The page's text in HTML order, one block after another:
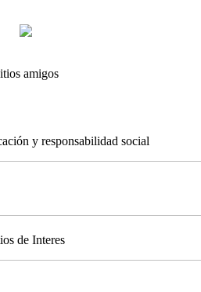
amigos
y responsabilidad social
de Interes